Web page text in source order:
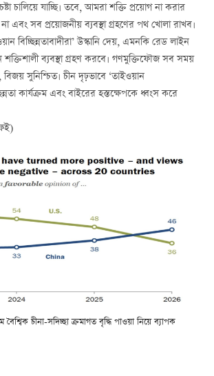
চালিয়ে যাচ্ছি। তবে, আমরা শক্তি প্রয়োগ না করার
এবং সব প্রয়োজনীয় ব্যবস্থা গ্রহণের পথ খোলা রাখব।
বিচ্ছিন্নতাবাদীরা’ উস্কানি দেয়, এমনকি রেড লাইন
ব্যবস্থা গ্রহণ করবে। গণমুক্তিফৌজ সব সময়
সুনিশ্চিত। চীন দৃঢ়ভাবে ‘তাইওয়ান
কার্যক্রম এবং বাইরের হস্তক্ষেপকে ধ্বংস করে
চীনা-সদিচ্ছা ক্রমাগত বৃদ্ধি পাওয়া নিয়ে ব্যাপক